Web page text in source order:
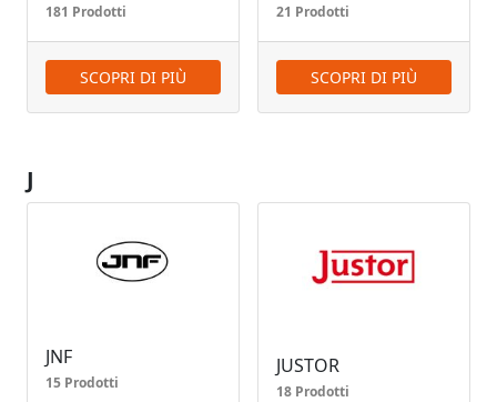
181 Prodotti
SCOPRI DI PIÙ
21 Prodotti
SCOPRI DI PIÙ
J
JNF
15 Prodotti
JUSTOR
18 Prodotti